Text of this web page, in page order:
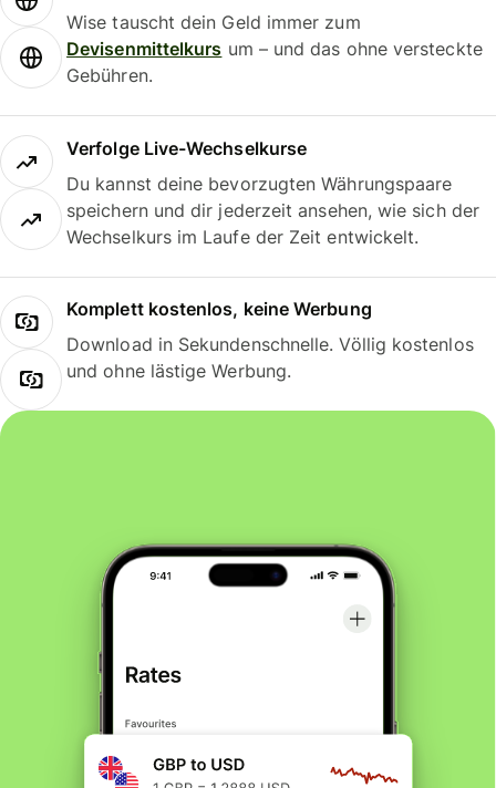
Wise tauscht dein Geld immer zum
Devisenmittelkurs um – und das ohne versteckte
Gebühren.
Verfolge Live-Wechselkurse
Du kannst deine bevorzugten Währungspaare
speichern und dir jederzeit ansehen, wie sich der
Wechselkurs im Laufe der Zeit entwickelt.
Komplett kostenlos, keine Werbung
Download in Sekundenschnelle. Völlig kostenlos
und ohne lästige Werbung.